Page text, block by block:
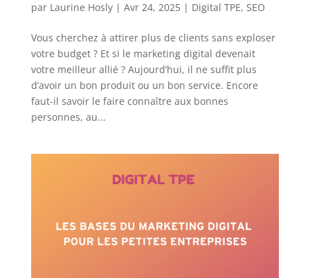
par Laurine Hosly| Avr 24, 2025| Digital TPE, SEO
Vous cherchez à attirer plus de clients sans exploser
votre budget ? Et si le marketing digital devenait
votre meilleur allié ? Aujourd’hui, il ne suffit plus
d’avoir un bon produit ou un bon service. Encore
faut-il savoir le faire connaître aux bonnes
personnes, au...